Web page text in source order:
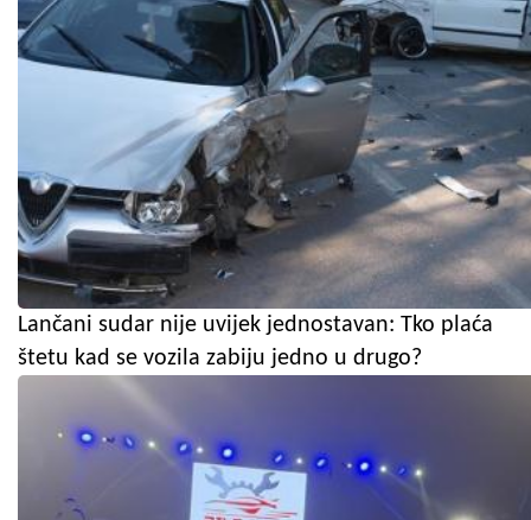
Lančani sudar nije uvijek jednostavan: Tko plaća
štetu kad se vozila zabiju jedno u drugo?